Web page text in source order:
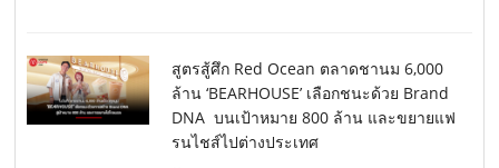
สูตรสู้ศึก Red Ocean ตลาดชานม 6,000
ล้าน ‘BEARHOUSE’ เลือกชนะด้วย Brand
DNA บนเป้าหมาย 800 ล้าน และขยายแฟ
รนไชส์ไปต่างประเทศ